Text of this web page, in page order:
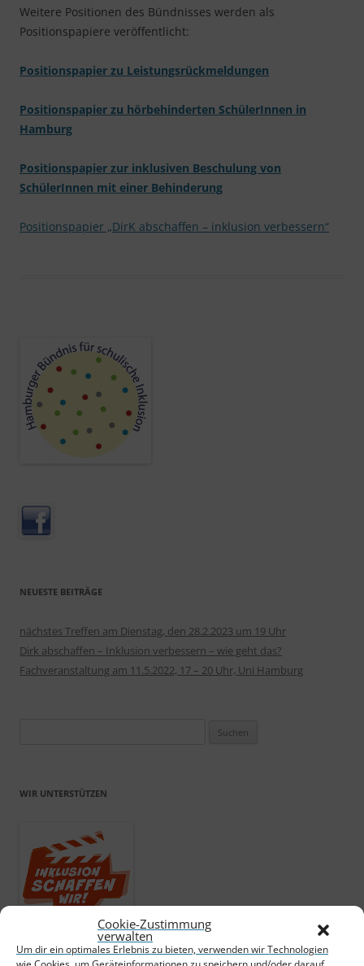
Cookie-Zustimmung
verwalten
Um dir ein optimales Erlebnis zu bieten, verwenden wir Technologien
Weitere Positionen des Bündnisses werden als
Positionspapiere veröffentlicht:
Positionspapier zu Leistungsrückmeldungen
Positionspapier zu hörbehinderten SchülerInnen in
Hamburg
Positionspapier zur inklusiven Beschulung von
SchülerInnen mit einer Behinderung
Positionspapier „DirK abschaffen – inklusion verbessern“
NEUESTE BEITRÄGE
nächstes Treffen am Dienstag, den 28.2.2023 um 19 Uhr
Dirk abschaffen – Inklusion verbessern – wie geht das?
Fachveranstaltung am 11.5.2022, 17 – 20 Uhr, Uni Hamburg
WIR UNTERSTÜTZEN